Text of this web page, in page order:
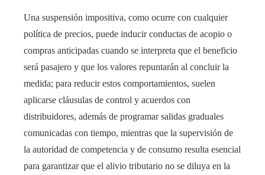
Una suspensión impositiva, como ocurre con cualquier
política de precios, puede inducir conductas de acopio o
compras anticipadas cuando se interpreta que el beneficio
será pasajero y que los valores repuntarán al concluir la
medida; para reducir estos comportamientos, suelen
aplicarse cláusulas de control y acuerdos con
distribuidores, además de programar salidas graduales
comunicadas con tiempo, mientras que la supervisión de
la autoridad de competencia y de consumo resulta esencial
para garantizar que el alivio tributario no se diluya en la